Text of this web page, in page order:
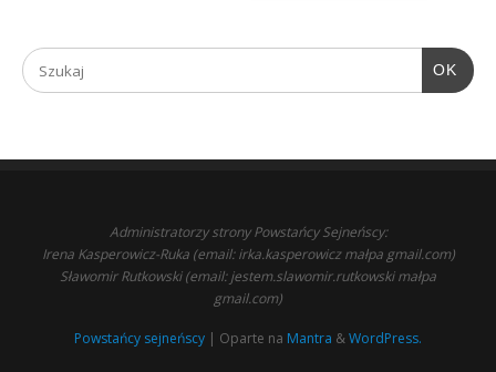
OK
Administratorzy strony Powstańcy Sejneńscy:
Irena Kasperowicz-Ruka (email: irka.kasperowicz małpa gmail.com)
Sławomir Rutkowski (email: jestem.slawomir.rutkowski małpa
gmail.com)
Powstańcy sejneńscy | Oparte na Mantra &WordPress.